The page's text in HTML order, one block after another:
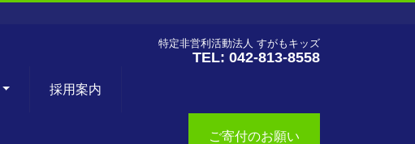
特定非営利活動法人 すがもキッズ
TEL: 042-813-8558
採用案内
ご寄付のお願い